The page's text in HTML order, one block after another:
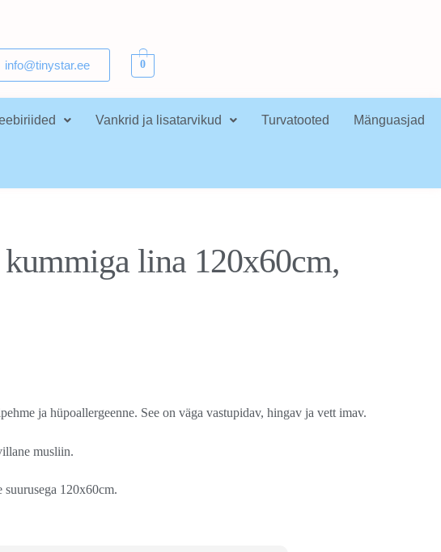
info@tinystar.ee 0
Vankrid ja lisatarvikud Turvatooted Mänguasjad
lina 120x60cm,
ja hüpoallergeenne. See on väga vastupidav, hingav ja vett imav.
musliin.
120x60cm.